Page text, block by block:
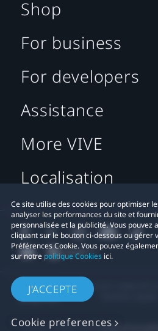
Ce site utilise des cookies pour optimiser
analyser les performances du site et
personnalisée et la publicité. Vous pouvez
cliquant sur le bouton ci-dessous ou gérer
Préférences Cookie. Vous pouvez
sur notre politique Cookies ici.
J'ACCEPTE
Cookie preferences
Shop
For business
For developers
Assistance
More VIVE
Localisation
© 2011-2026 HTC
Contact confidentialité:Global-